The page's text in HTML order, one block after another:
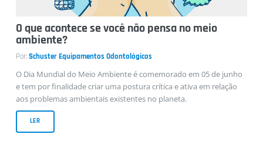
O que acontece se você não pensa no meio
ambiente?
Por:Schuster Equipamentos Odontológicos
O Dia Mundial do Meio Ambiente é comemorado em 05 de junho
e tem por finalidade criar uma postura crítica e ativa em relação
aos problemas ambientais existentes no planeta.
LER